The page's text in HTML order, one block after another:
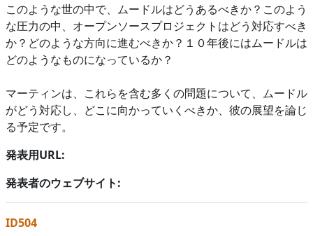
このような世の中で、ムードルはどうあるべきか？このよう
な圧力の中、オープンソースプロジェクトはどう対応すべき
か？どのような方向に進むべきか？１０年後にはムードルは
どのようなものになっているか？
マーティンは、これらを含む多くの問題について、ムードル
がどう対応し、どこに向かっていくべきか、彼の展望を論じ
る予定です。
発表用URL:
発表者のウェブサイト:
ID504